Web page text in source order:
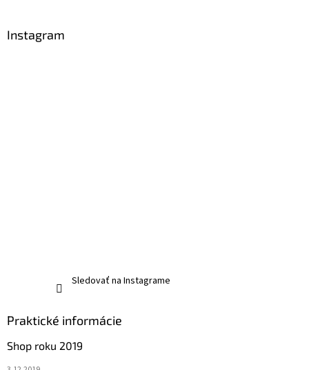
Instagram
Sledovať na Instagrame
Praktické informácie
Shop roku 2019